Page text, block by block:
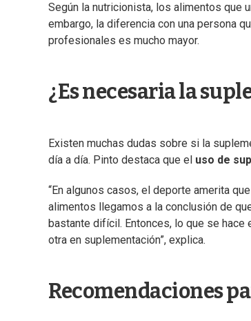
Según la nutricionista, los alimentos que
embargo, la diferencia con una persona
profesionales es mucho mayor.
¿Es necesaria la
Existen muchas dudas sobre si la
día a día. Pinto destaca que el uso de
“En algunos casos, el deporte amerita
alimentos llegamos a la conclusión de
bastante difícil. Entonces, lo que se
otra en suplementación”, explica.
Recomendaciones